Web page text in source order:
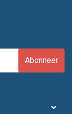
Abonneer